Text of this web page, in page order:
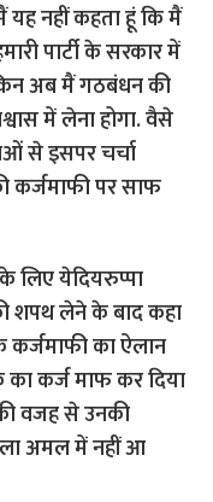
यह नहीं कहता हूं कि मैं
पार्टी के सरकार में
अब मैं गठबंधन की
में लेना होगा. वैसे
से इसपर चर्चा
कर्जमाफी पर साफ
लिए येदियरुप्पा
शपथ लेने के बाद कहा
कर्जमाफी का ऐलान
का कर्ज माफ कर दिया
वजह से उनकी
अमल में नहीं आ